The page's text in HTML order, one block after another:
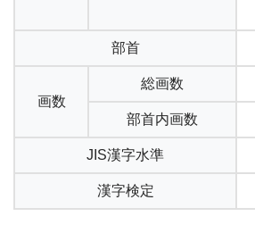
部首
画数
総画数
部首内画数
JIS漢字水準
漢字検定